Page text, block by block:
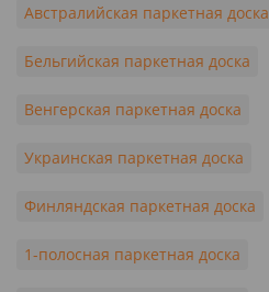
Австралийская паркетная доска
Бельгийская паркетная доска
Венгерская паркетная доска
Украинская паркетная доска
Финляндская паркетная доска
1-полосная паркетная доска